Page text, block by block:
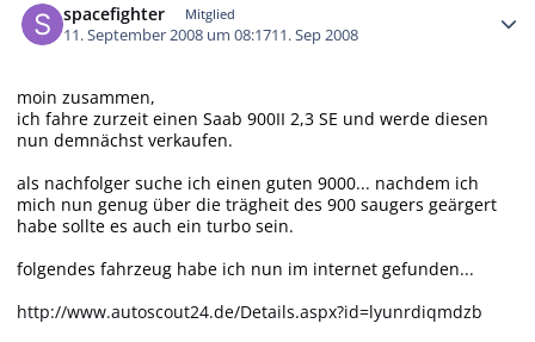
spacefighter Mitglied
11. September 2008 um 08:1711. Sep 2008
moin zusammen,
ich fahre zurzeit einen Saab 900II 2,3 SE und werde diesen
nun demnächst verkaufen.
als nachfolger suche ich einen guten 9000... nachdem ich
mich nun genug über die trägheit des 900 saugers geärgert
habe sollte es auch ein turbo sein.
folgendes fahrzeug habe ich nun im internet gefunden...
http://www.autoscout24.de/Details.aspx?id=lyunrdiqmdzb